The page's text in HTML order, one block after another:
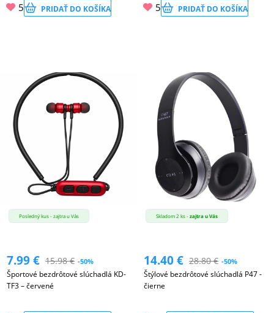
5 PRIDAŤ DO KOŠÍKA 5 PRIDAŤ DO KOŠÍKA
Posledný kus - zajtra u Vás
7.99€ 15.98€ -50%
Športové bezdrôtové slúchadlá KD-
TF3 – červené
Skladom 2 ks -zajtra u Vás
14.40€ 28.80€ -50%
Štýlové bezdrôtové slúchadlá P47 -
čierne